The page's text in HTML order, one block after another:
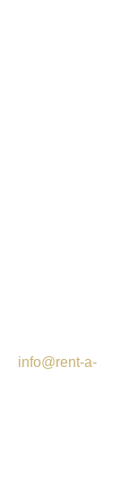
info@rent-a-